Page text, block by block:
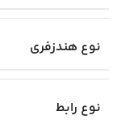
نوع هندزفری
نوع رابط